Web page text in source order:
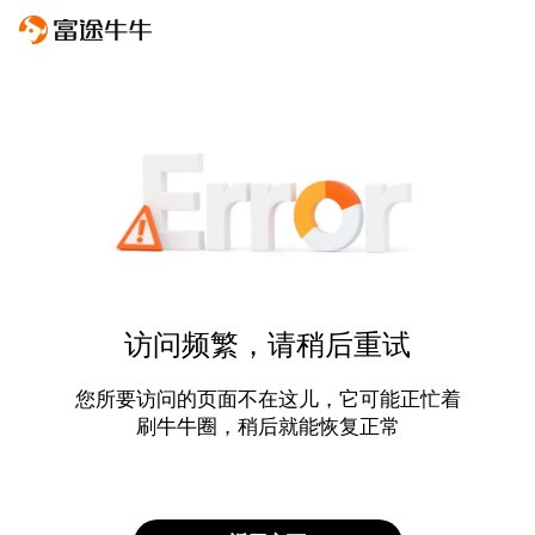
访问频繁，请稍后重试
您所要访问的页面不在这儿，它可能正忙着
刷牛牛圈，稍后就能恢复正常